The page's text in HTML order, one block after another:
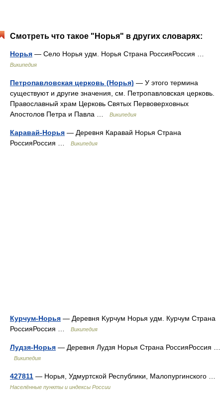
Смотреть что такое "Норья" в других словарях:
Норья — Село Норья удм. Норья Страна РоссияРоссия …
Википедия
Петропавловская церковь (Норья) — У этого термина
существуют и другие значения, см. Петропавловская церковь.
Православный храм Церковь Святых Первоверховных
Апостолов Петра и Павла …
Википедия
Каравай-Норья — Деревня Каравай Норья Страна
РоссияРоссия …
Википедия
Курчум-Норья — Деревня Kурчум Норья удм. Курчум Страна
РоссияРоссия …
Википедия
Лудзя-Норья — Деревня Лудзя Норья Страна РоссияРоссия …
Википедия
427811 — Норья, Удмуртской Республики, Малопургинского …
Населённые пункты и индексы России